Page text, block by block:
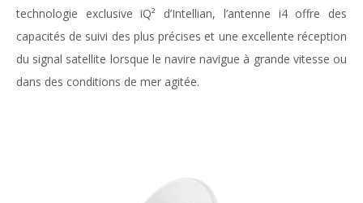
technologie exclusive iQ² d’Intellian, l’antenne i4 offre des
capacités de suivi des plus précises et une excellente réception
du signal satellite lorsque le navire navigue à grande vitesse ou
dans des conditions de mer agitée.